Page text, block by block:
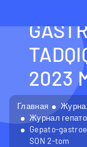
2023
Главная
Журнал
Gepato-
SON 2-tom